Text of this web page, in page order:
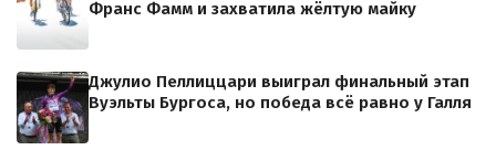
Франс Фамм и захватила жёлтую майку
Джулио Пеллиццари выиграл финальный этап
Вуэльты Бургоса, но победа всё равно у Галля